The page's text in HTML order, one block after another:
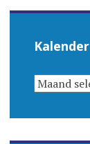
Kalender
KALENDER